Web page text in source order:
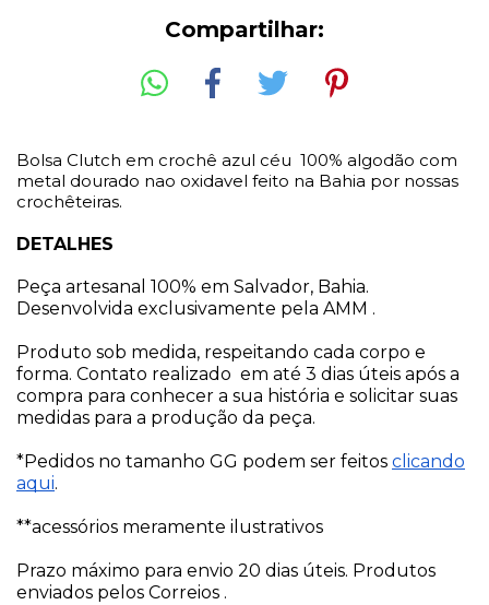
Compartilhar:
Bolsa Clutch em crochê azul céu 100% algodão com
metal dourado nao oxidavel feito na Bahia por nossas
crochêteiras.
DETALHES
Peça artesanal 100% em Salvador, Bahia.
Desenvolvida exclusivamente pela AMM .
Produto sob medida, respeitando cada corpo e
forma. Contato realizado em até 3 dias úteis após a
compra para conhecer a sua história e solicitar suas
medidas para a produção da peça.
*Pedidos no tamanho GG podem ser feitos clicando
aqui.
**acessórios meramente ilustrativos
Prazo máximo para envio 20 dias úteis. Produtos
enviados pelos Correios .